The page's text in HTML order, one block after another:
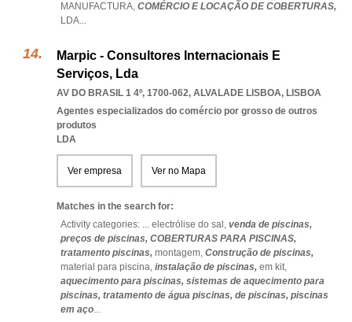
MANUFACTURA, COMÉRCIO E LOCAÇÃO DE COBERTURAS,
LDA...
Marpic - Consultores Internacionais E
Serviços, Lda
AV DO BRASIL 1 4º, 1700-062, ALVALADE LISBOA, LISBOA
Agentes especializados do comércio por grosso de outros
produtos
LDA
Ver empresa Ver no Mapa
Matches in the search for:
Activity categories: ... electrólise do sal, venda de piscinas,
preços de piscinas, COBERTURAS PARA PISCINAS,
tratamento piscinas, montagem, Construção de piscinas,
material para piscina, instalação de piscinas, em kit,
aquecimento para piscinas, sistemas de aquecimento para
piscinas, tratamento de água piscinas, de piscinas, piscinas
em aço...